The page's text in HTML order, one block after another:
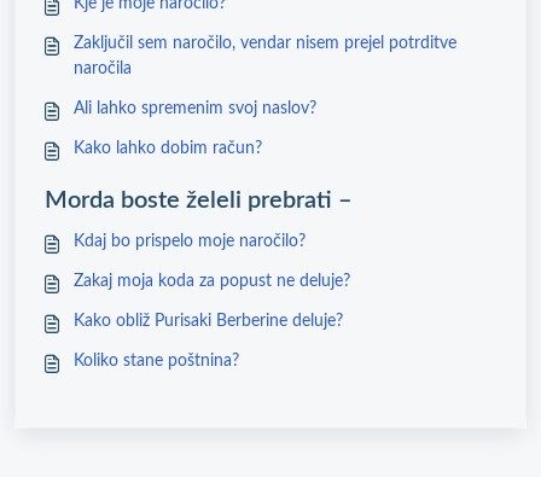
Kje je moje naročilo?
Zaključil sem naročilo, vendar nisem prejel potrditve
naročila
Ali lahko spremenim svoj naslov?
Kako lahko dobim račun?
Morda boste želeli prebrati –
Kdaj bo prispelo moje naročilo?
Zakaj moja koda za popust ne deluje?
Kako obliž Purisaki Berberine deluje?
Koliko stane poštnina?